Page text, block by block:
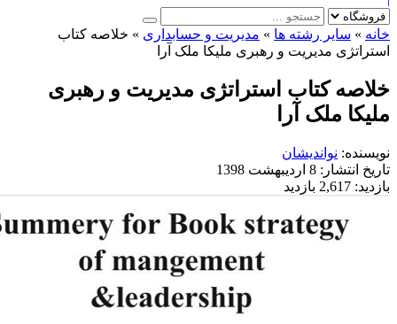
رشته ها » مدیریت و حسابداری»خلاصه کتاب
مدیریت و رهبری ملیکا ملک آرا
کتاب استراتژی مدیریت و رهبری
ملک آرا
نواندیشان
8 اردیبهشت 1398
بازدید